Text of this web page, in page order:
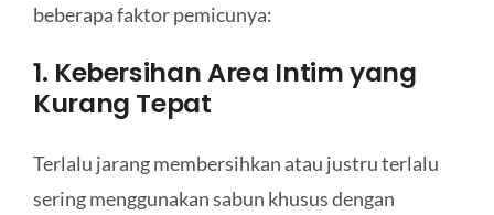
beberapa faktor pemicunya:
1. Kebersihan Area Intim yang
Kurang Tepat
Terlalu jarang membersihkan atau justru terlalu
sering menggunakan sabun khusus dengan